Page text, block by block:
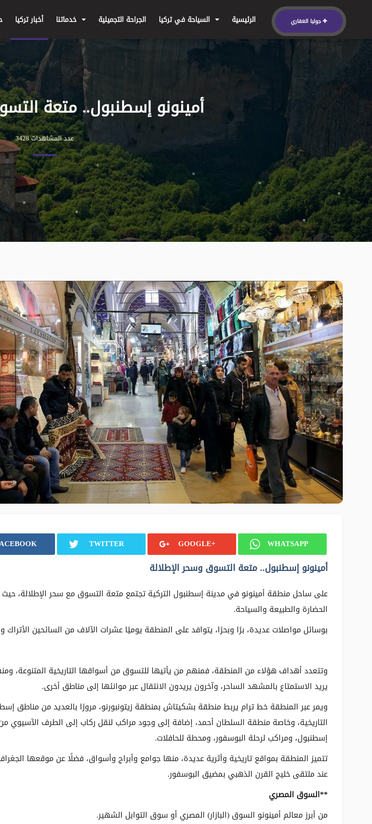
جوليا العقاري الرئيسية الجراحة التجميلية أخبار تركيا
أمينونو إسطنبول.. متعة
عدد المشاهدات 3428
TWITTER GOOGLE+ WHATSAPP
أمينونو إسطنبول.. متعة التسوق وسحر الإطلالة
على ساحل منطقة أمينونو في مدينة إسطنبول التركية تجتمع متعة التسوق مع سحر الإطلالة، حيث
الحضارة والطبيعة والسياحة.
بوسائل مواصلات عديدة، برًا وبحرًا، يتوافد على المنطقة يوميًا عشرات الآلاف من السائحين الأتراك
وتتعدد أهداف هؤلاء من المنطقة، فمنهم من يأتيها للتسوق من أسواقها التاريخية المتنوعة،
يريد الاستمتاع بالمشهد الساحر، وآخرون يريدون الانتقال عبر موانئها إلى مناطق أخرى.
ويمر عبر المنطقة خط ترام يربط منطقة بشكيتاش بمنطقة زيتونبورنو، مرورًا بالعديد من مناطق
التاريخية، وخاصة منطقة السلطان أحمد، إضافة إلى وجود مراكب لنقل ركاب إلى الطرف الآسيوي
إسطنبول، ومراكب لرحلة البوسفور، ومحطة للحافلات.
تتميز المنطقة بمواقع تاريخية وأثرية عديدة، منها جوامع وأبراج وأسواق، فضلًا عن موقعها
عند ملتقى خليج القرن الذهبي بمضيق البوسفور.
**السوق المصري
من أبرز معالم أمينونو السوق (البازار) المصري أو سوق التوابل الشهير.